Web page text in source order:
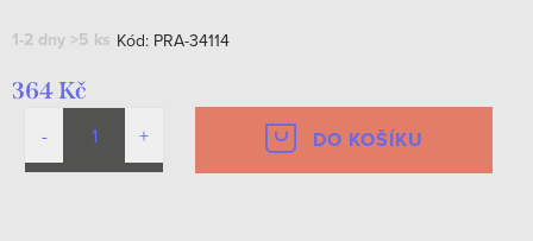
1-2 dny >5 ks Kód: PRA-34114
364 Kč
DO KOŠÍKU